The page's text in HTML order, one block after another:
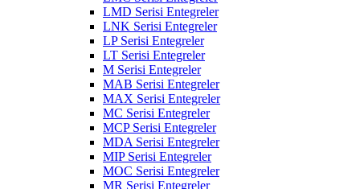
LMD Serisi Entegreler
LNK Serisi Entegreler
LP Serisi Entegreler
LT Serisi Entegreler
M Serisi Entegreler
MAB Serisi Entegreler
MAX Serisi Entegreler
MC Serisi Entegreler
MCP Serisi Entegreler
MDA Serisi Entegreler
MIP Serisi Entegreler
MOC Serisi Entegreler
MR Serisi Entegreler